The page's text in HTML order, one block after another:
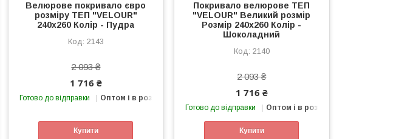
Велюрове покривало євро
розміру ТЕП "VELOUR"
240x260 Колір - Пудра
2143
2 093 ₴
1 716 ₴
Готово до відправки Оптом і в роздріб
Купити
Покривало велюрове ТЕП
"VELOUR" Великий розмір
Розмір 240x260 Колір -
Шоколадний
2140
2 093 ₴
1 716 ₴
Готово до відправки Оптом і в роздріб
Купити